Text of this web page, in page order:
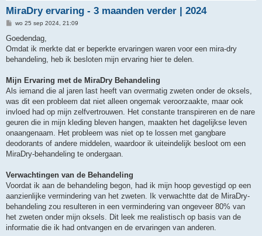
MiraDry ervaring - 3 maanden verder | 2024
B
r
c
h
wo 25 sep 2024, 21:09
Goedendag,
Omdat ik merkte dat er beperkte ervaringen waren voor een mira-dry
behandeling, heb ik besloten mijn ervaring hier te delen.
Mijn Ervaring met de MiraDry Behandeling
Als iemand die al jaren last heeft van overmatig zweten onder de oksels,
was dit een probleem dat niet alleen ongemak veroorzaakte, maar ook
invloed had op mijn zelfvertrouwen. Het constante transpireren en de nare
geuren die in mijn kleding bleven hangen, maakten het dagelijkse leven
onaangenaam. Het probleem was niet op te lossen met gangbare
deodorants of andere middelen, waardoor ik uiteindelijk besloot om een
MiraDry-behandeling te ondergaan.
Verwachtingen van de Behandeling
Voordat ik aan de behandeling begon, had ik mijn hoop gevestigd op een
aanzienlijke vermindering van het zweten. Ik verwachtte dat de MiraDry-
behandeling zou resulteren in een vermindering van ongeveer 80% van
het zweten onder mijn oksels. Dit leek me realistisch op basis van de
informatie die ik had ontvangen en de ervaringen van anderen.